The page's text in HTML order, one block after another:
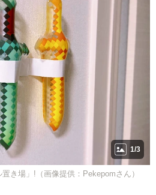
1/3
き場」!（画像提供：Pekepomさん）